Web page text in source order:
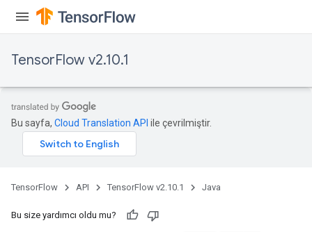
TensorFlow v2.10.1
Bu sayfa, Cloud Translation API ile çevrilmiştir.
TensorFlow API TensorFlow v2.10.1 Java
Bu size yardımcı oldu mu?